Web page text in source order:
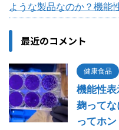
ような製品なのか？機能
最近のコメント
健康食品
機能性
麹って
ってホン